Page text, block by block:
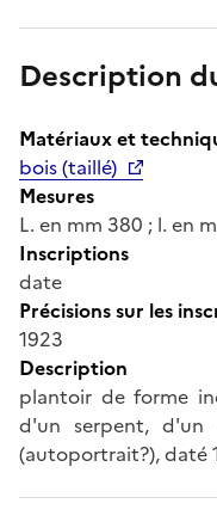
Description
Matériaux et
bois (taillé)
Mesures
L. en mm 380 ; l. en
Inscriptions
date
Précisions sur les
1923
Description
plantoir de forme
d'un serpent, d'un
(autoportrait?), daté